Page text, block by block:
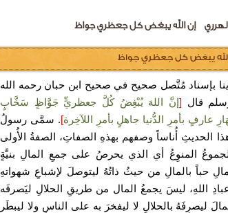
إن الله يبغض كل جعظري جواظ
يبغض كل جعظري جواظ
بإسناد مُتَّصل صحيح في صحيح ابن حبان رحمه الله
قال[إنَّ اللهَ يُبْغِضُ كُلَّ جعظريٍّ جَوَّاظٍ سَخَّابٍ
عارفٍ بأمرِ الدُّنيا جاهلٍ بأمرِ اللآخِرة]. سمَّى رسولُ
الحديثِ أُناساً وصفهم بهذهِ الصفاتِ، الصفةُ الأُولى
المنوِعُ أي الذي يحرصُ على جمعِ المالِ بنيَّةٍ
حباً بالمالِ من حيثُ ذاتُهُ ليتوصلَ لإشباعِ شهواتهِ
اللهِ، ليسَ يجمعُ المال من طريقِ الحلالِ ليَصرفَه
ليصرِفَهُ بالحلالِ لا ليفخرَ به على الناسِ ولا ليبطَر